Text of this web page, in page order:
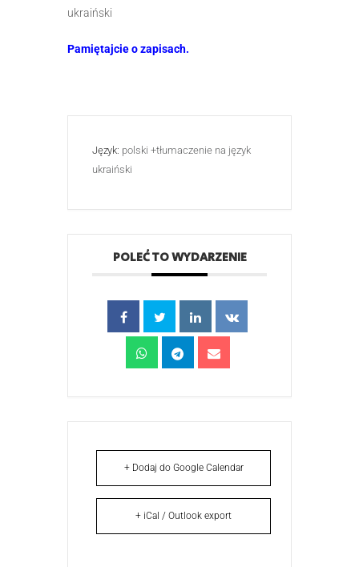
ukraiński
Pamiętajcie o zapisach.
Język: polski +tłumaczenie na język
ukraiński
POLEĆ TO WYDARZENIE
+ Dodaj do Google Calendar
+ iCal / Outlook export